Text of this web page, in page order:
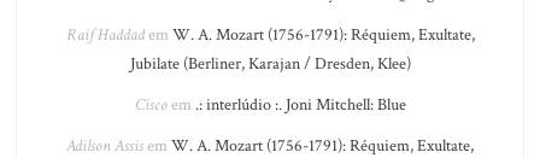
Raif Haddadem W. A. Mozart (1756-1791): Réquiem, Exultate,
Jubilate (Berliner, Karajan / Dresden, Klee)
Ciscoem .: interlúdio :. Joni Mitchell: Blue
Adilson Assisem W. A. Mozart (1756-1791): Réquiem, Exultate,